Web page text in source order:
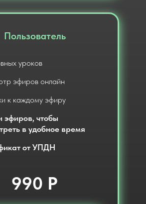
Пользователь
уроков
эфиров онлайн
990 Р
к каждому эфиру
от УПДН
эфиров, чтобы
в удобное время